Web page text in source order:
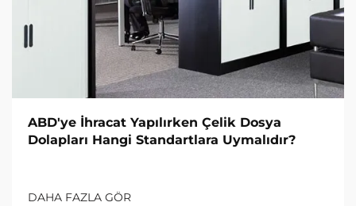
ABD'ye İhracat Yapılırken Çelik Dosya
Dolapları Hangi Standartlara Uymalıdır?
DAHA FAZLA GÖR